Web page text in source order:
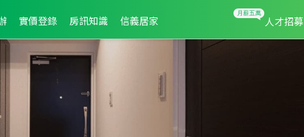
實價登錄 房訊知識 信義居家 人才招募